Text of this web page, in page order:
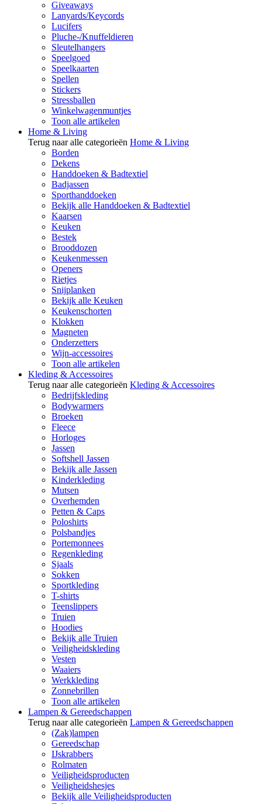
Giveaways
Lanyards/Keycords
Lucifers
Pluche-/Knuffeldieren
Sleutelhangers
Speelgoed
Speelkaarten
Spellen
Stickers
Stressballen
Winkelwagenmuntjes
Toon alle artikelen
Home & Living
Terug naar alle categorieën Home & Living
Borden
Dekens
Handdoeken & Badtextiel
Badjassen
Sporthanddoeken
Bekijk alle Handdoeken & Badtextiel
Kaarsen
Keuken
Bestek
Brooddozen
Keukenmessen
Openers
Rietjes
Snijplanken
Bekijk alle Keuken
Keukenschorten
Klokken
Magneten
Onderzetters
Wijn-accessoires
Toon alle artikelen
Kleding & Accessoires
Terug naar alle categorieën Kleding & Accessoires
Bedrijfskleding
Bodywarmers
Broeken
Fleece
Horloges
Jassen
Softshell Jassen
Bekijk alle Jassen
Kinderkleding
Mutsen
Overhemden
Petten & Caps
Poloshirts
Polsbandjes
Portemonnees
Regenkleding
Sjaals
Sokken
Sportkleding
T-shirts
Teenslippers
Truien
Hoodies
Bekijk alle Truien
Veiligheidskleding
Vesten
Waaiers
Werkkleding
Zonnebrillen
Toon alle artikelen
Lampen & Gereedschappen
Terug naar alle categorieën Lampen & Gereedschappen
(Zak)lampen
Gereedschap
IJskrabbers
Rolmaten
Veiligheidsproducten
Veiligheidshesjes
Bekijk alle Veiligheidsproducten